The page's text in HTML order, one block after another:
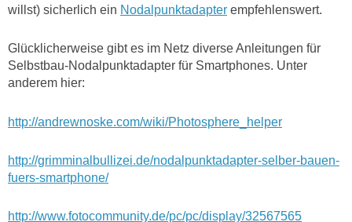
willst) sicherlich ein Nodalpunktadapter empfehlenswert.
Glücklicherweise gibt es im Netz diverse Anleitungen für
Selbstbau-Nodalpunktadapter für Smartphones. Unter
anderem hier:
http://andrewnoske.com/wiki/Photosphere_helper
http://grimminalbullizei.de/nodalpunktadapter-selber-bauen-
fuers-smartphone/
http://www.fotocommunity.de/pc/pc/display/32567565